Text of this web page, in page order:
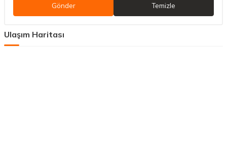
Gönder Temizle
Ulaşım Haritası